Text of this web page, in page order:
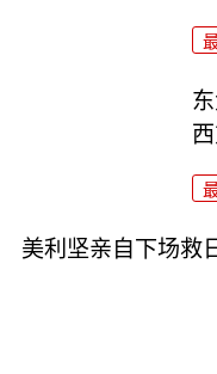
美利坚亲自下场救